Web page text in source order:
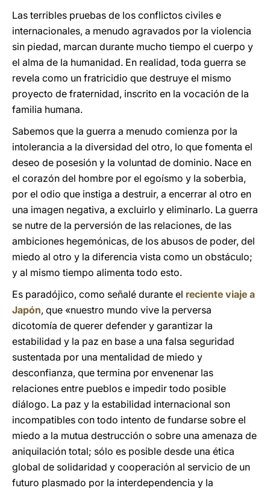
Las terribles pruebas de los conflictos civiles e
internacionales, a menudo agravados por la violencia
sin piedad, marcan durante mucho tiempo el cuerpo y
el alma de la humanidad. En realidad, toda guerra se
revela como un fratricidio que destruye el mismo
proyecto de fraternidad, inscrito en la vocación de la
familia humana.
Sabemos que la guerra a menudo comienza por la
intolerancia a la diversidad del otro, lo que fomenta el
deseo de posesión y la voluntad de dominio. Nace en
el corazón del hombre por el egoísmo y la soberbia,
por el odio que instiga a destruir, a encerrar al otro en
una imagen negativa, a excluirlo y eliminarlo. La guerra
se nutre de la perversión de las relaciones, de las
ambiciones hegemónicas, de los abusos de poder, del
miedo al otro y la diferencia vista como un obstáculo;
y al mismo tiempo alimenta todo esto.
Es paradójico, como señalé durante el reciente viaje a
Japón, que «nuestro mundo vive la perversa
dicotomía de querer defender y garantizar la
estabilidad y la paz en base a una falsa seguridad
sustentada por una mentalidad de miedo y
desconfianza, que termina por envenenar las
relaciones entre pueblos e impedir todo posible
diálogo. La paz y la estabilidad internacional son
incompatibles con todo intento de fundarse sobre el
miedo a la mutua destrucción o sobre una amenaza de
aniquilación total; sólo es posible desde una ética
global de solidaridad y cooperación al servicio de un
futuro plasmado por la interdependencia y la